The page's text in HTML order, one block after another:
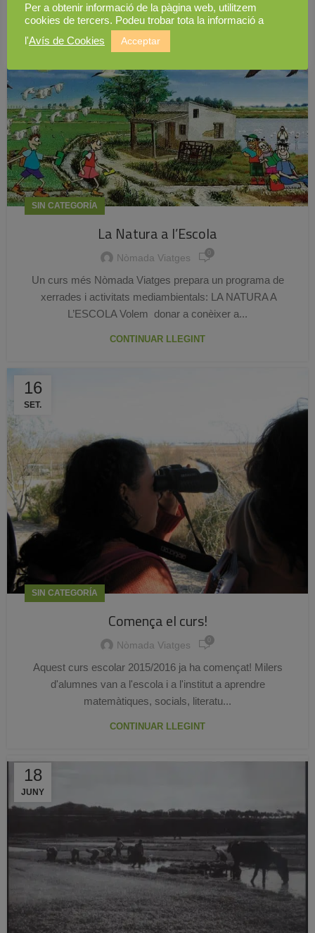
OCT.
SIN CATEGORÍA
La Natura a l’Escola
Nòmada Viatges
Un curs més Nòmada Viatges prepara un programa de
xerrades i activitats mediambientals: LA NATURA A
L’ESCOLA Volem donar a conèixer a...
CONTINUAR LLEGINT
16
SET.
SIN CATEGORÍA
Comença el curs!
Nòmada Viatges
Aquest curs escolar 2015/2016 ja ha començat! Milers
d'alumnes van a l'escola i a l'institut a aprendre
matemàtiques, socials, literatu...
CONTINUAR LLEGINT
18
JUNY
Per a obtenir informació de la pàgina web, utilitzem
cookies de tercers. Podeu trobar tota la informació a
l'Avís de Cookies Acceptar